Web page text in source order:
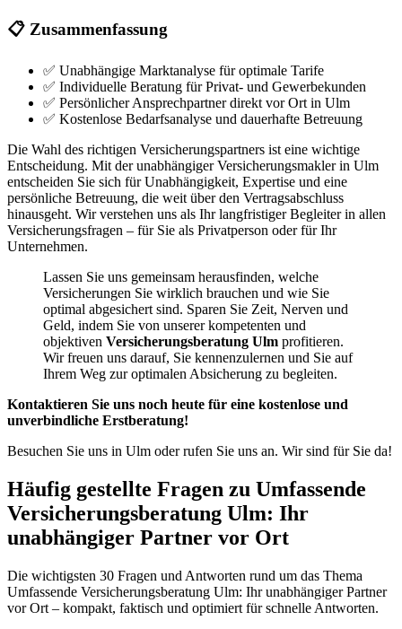
📋 Zusammenfassung
✅ Unabhängige Marktanalyse für optimale Tarife
✅ Individuelle Beratung für Privat- und Gewerbekunden
✅ Persönlicher Ansprechpartner direkt vor Ort in Ulm
✅ Kostenlose Bedarfsanalyse und dauerhafte Betreuung
Die Wahl des richtigen Versicherungspartners ist eine wichtige
Entscheidung. Mit der unabhängiger Versicherungsmakler in Ulm
entscheiden Sie sich für Unabhängigkeit, Expertise und eine
persönliche Betreuung, die weit über den Vertragsabschluss
hinausgeht. Wir verstehen uns als Ihr langfristiger Begleiter in allen
Versicherungsfragen – für Sie als Privatperson oder für Ihr
Unternehmen.
Lassen Sie uns gemeinsam herausfinden, welche
Versicherungen Sie wirklich brauchen und wie Sie
optimal abgesichert sind. Sparen Sie Zeit, Nerven und
Geld, indem Sie von unserer kompetenten und
objektiven Versicherungsberatung Ulm profitieren.
Wir freuen uns darauf, Sie kennenzulernen und Sie auf
Ihrem Weg zur optimalen Absicherung zu begleiten.
Kontaktieren Sie uns noch heute für eine kostenlose und
unverbindliche Erstberatung!
Besuchen Sie uns in Ulm oder rufen Sie uns an. Wir sind für Sie da!
Häufig gestellte Fragen zu Umfassende
Versicherungsberatung Ulm: Ihr
unabhängiger Partner vor Ort
Die wichtigsten 30 Fragen und Antworten rund um das Thema
Umfassende Versicherungsberatung Ulm: Ihr unabhängiger Partner
vor Ort – kompakt, faktisch und optimiert für schnelle Antworten.